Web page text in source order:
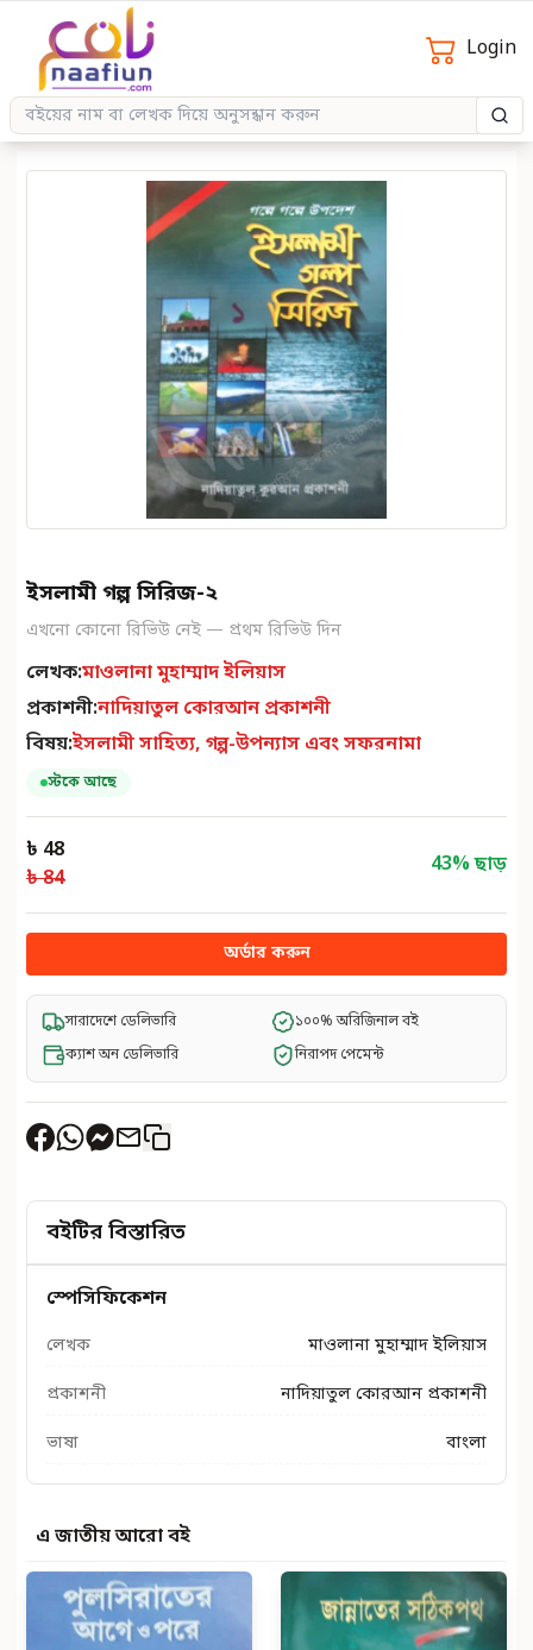
Login
ইসলামী গল্প সিরিজ-২
এখনো কোনো রিভিউ নেই — প্রথম রিভিউ দিন
লেখক:মাওলানা মুহাম্মাদ ইলিয়াস
প্রকাশনী:নাদিয়াতুল কোরআন প্রকাশনী
বিষয়:ইসলামী সাহিত্য, গল্প-উপন্যাস এবং সফরনামা
স্টকে আছে
৳ 48
৳ 84
43% ছাড়
অর্ডার করুন
সারাদেশে ডেলিভারি
১০০% অরিজিনাল বই
ক্যাশ অন ডেলিভারি
নিরাপদ পেমেন্ট
বইটির বিস্তারিত
স্পেসিফিকেশন
লেখক মাওলানা মুহাম্মাদ ইলিয়াস
প্রকাশনী নাদিয়াতুল কোরআন প্রকাশনী
ভাষা বাংলা
এ জাতীয় আরো বই